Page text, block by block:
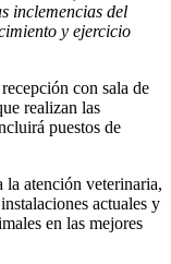
inclemencias del
y ejercicio
con sala de
realizan las
puestos de
la atención veterinaria,
actuales y
en las mejores